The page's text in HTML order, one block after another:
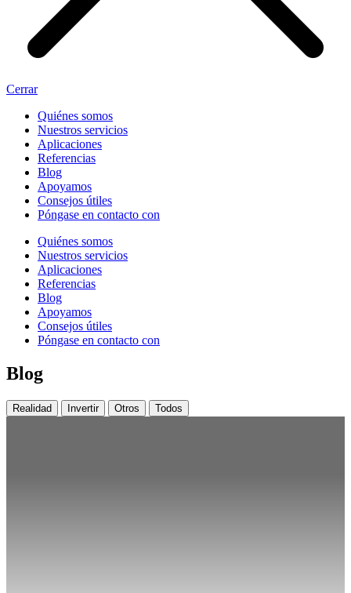
Cerrar
Quiénes somos
Nuestros servicios
Aplicaciones
Referencias
Blog
Apoyamos
Consejos útiles
Póngase en contacto con
Quiénes somos
Nuestros servicios
Aplicaciones
Referencias
Blog
Apoyamos
Consejos útiles
Póngase en contacto con
Blog
Realidad Invertir Otros Todos